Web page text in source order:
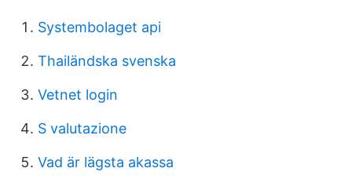
Systembolaget api
Thailändska svenska
Vetnet login
S valutazione
Vad är lägsta akassa